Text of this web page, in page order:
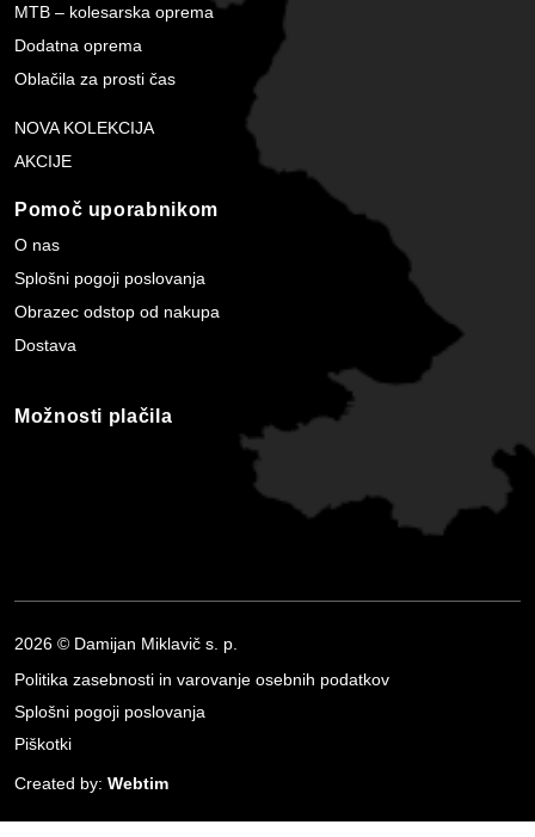
MTB – kolesarska oprema
Dodatna oprema
Oblačila za prosti čas
NOVA KOLEKCIJA
AKCIJE
Pomoč uporabnikom
O nas
Splošni pogoji poslovanja
Obrazec odstop od nakupa
Dostava
Možnosti plačila
2026 © Damijan Miklavič s. p.
Politika zasebnosti in varovanje osebnih podatkov
Splošni pogoji poslovanja
Piškotki
Created by: Webtim